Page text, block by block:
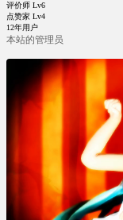
评价师 Lv6
点赞家 Lv4
12年用户
本站的管理员